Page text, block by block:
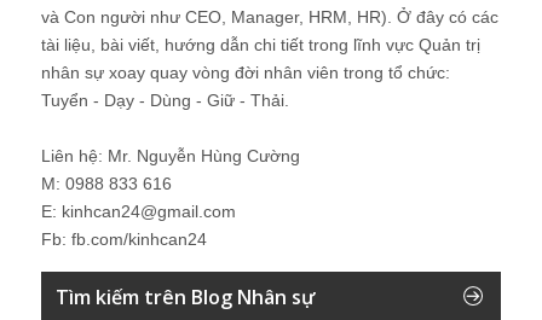
và Con người như CEO, Manager, HRM, HR). Ở đây có các
tài liệu, bài viết, hướng dẫn chi tiết trong lĩnh vực Quản trị
nhân sự xoay quay vòng đời nhân viên trong tổ chức:
Tuyển - Dạy - Dùng - Giữ - Thải.
Liên hệ: Mr. Nguyễn Hùng Cường
M: 0988 833 616
E: kinhcan24@gmail.com
Fb: fb.com/kinhcan24
Tìm kiếm trên Blog Nhân sự